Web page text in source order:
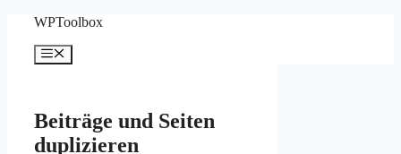
springen
WPToolbox
Menü
Beiträge und Seiten
duplizieren